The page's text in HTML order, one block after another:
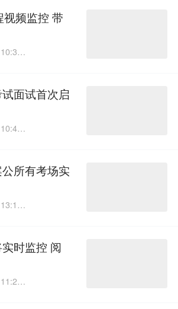
频监控 带
面试首次启
所有考场实
时监控 阅